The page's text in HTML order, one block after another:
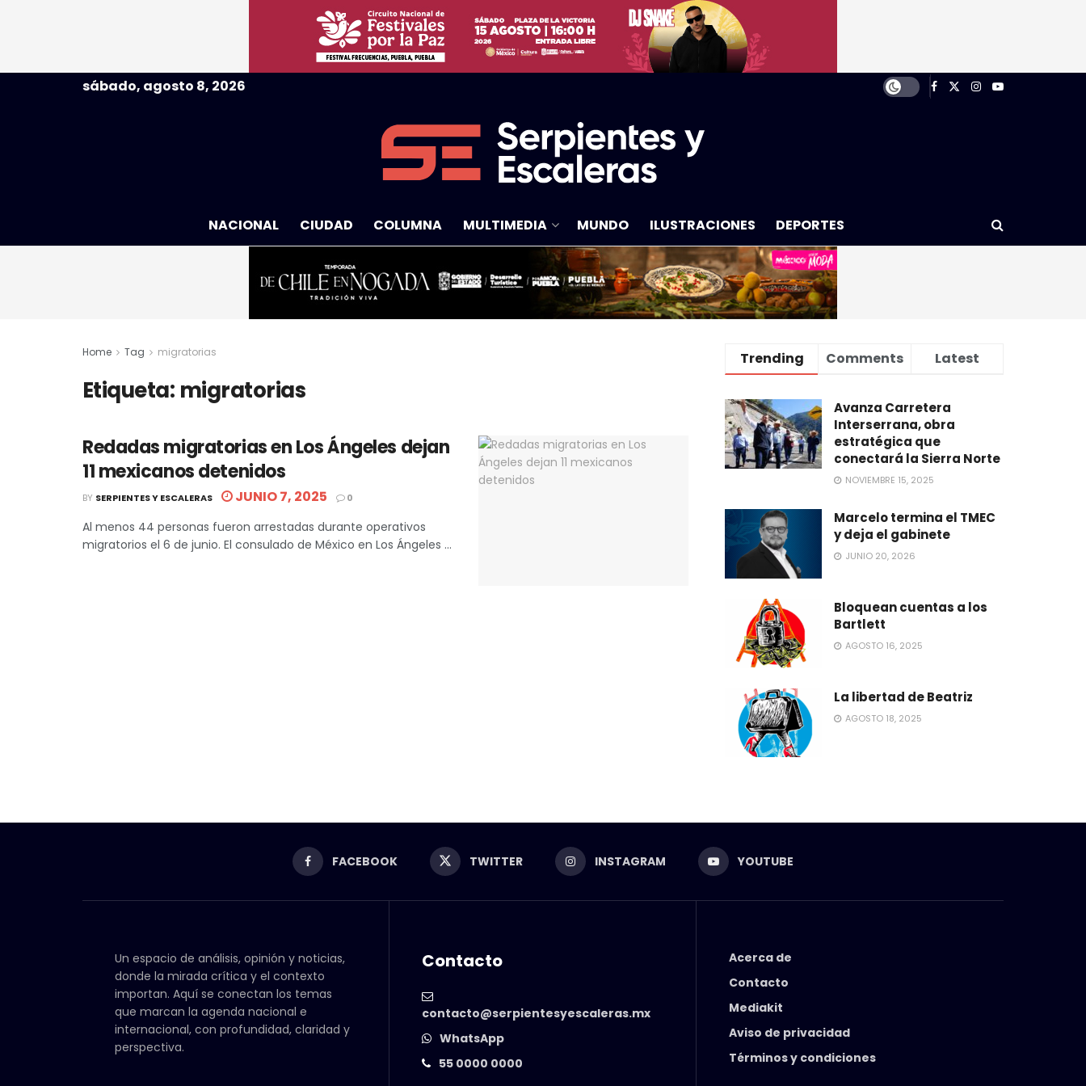
sábado, agosto 8, 2026
NACIONAL CIUDAD COLUMNA MULTIMEDIA MUNDO ILUSTRACIONES DEPORTES
Home Tag migratorias
Etiqueta: migratorias
Redadas migratorias en Los Ángeles dejan
11 mexicanos detenidos
BY SERPIENTES Y ESCALERAS JUNIO 7, 2025 0
Al menos 44 personas fueron arrestadas durante operativos
migratorios el 6 de junio. El consulado de México en Los Ángeles ...
Trending Comments Latest
Avanza Carretera
Interserrana, obra
estratégica que
conectará la Sierra Norte
NOVIEMBRE 15, 2025
Marcelo termina el TMEC
y deja el gabinete
JUNIO 20, 2026
Bloquean cuentas a los
Bartlett
AGOSTO 16, 2025
La libertad de Beatriz
AGOSTO 18, 2025
FACEBOOK TWITTER INSTAGRAM YOUTUBE
Un espacio de análisis, opinión y noticias,
donde la mirada crítica y el contexto
importan. Aquí se conectan los temas
que marcan la agenda nacional e
internacional, con profundidad, claridad y
perspectiva.
Contacto
contacto@serpientesyescaleras.mx
WhatsApp
55 0000 0000
Acerca de
Contacto
Mediakit
Aviso de privacidad
Términos y condiciones